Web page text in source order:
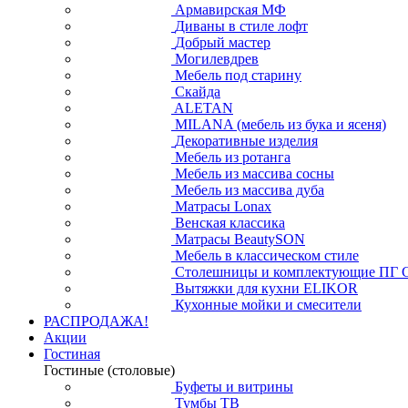
Армавирская МФ
Диваны в стиле лофт
Добрый мастер
Могилевдрев
Мебель под старину
Скайда
ALETAN
MILANA (мебель из бука и ясеня)
Декоративные изделия
Мебель из ротанга
Мебель из массива сосны
Мебель из массива дуба
Матрасы Lonax
Венская классика
Матрасы BeautySON
Мебель в классическом стиле
Столешницы и комплектующие ПГ
Вытяжки для кухни ELIKOR
Кухонные мойки и смесители
РАСПРОДАЖА!
Акции
Гостиная
Гостиные (столовые)
Буфеты и витрины
Тумбы ТВ